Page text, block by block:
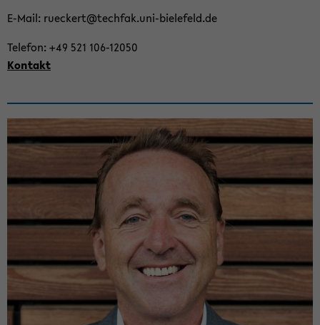
E-​Mail: ru­eckert@tech­fak.uni-​bielefeld.de
Te­le­fon: +49 521 106-​12050
Kon­takt